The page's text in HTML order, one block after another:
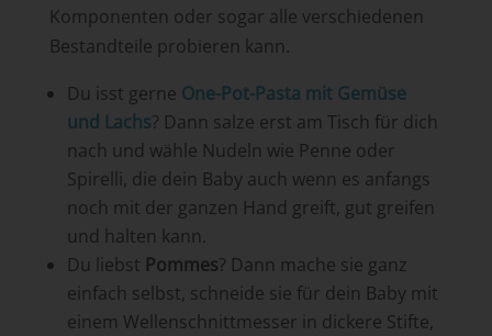
Komponenten oder sogar alle verschiedenen
Bestandteile probieren kann.
Du isst gerne One-Pot-Pasta mit Gemüse
und Lachs? Dann salze erst am Tisch für dich
nach und wähle Nudeln wie Penne oder
Spirelli, die dein Baby auch wenn es anfangs
noch mit der ganzen Hand greift, gut greifen
und halten kann.
Du liebst Pommes? Dann mache sie ganz
einfach selbst, schneide sie für dein Baby mit
einem Wellenschnittmesser in dickere Stifte,